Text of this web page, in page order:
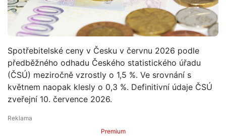
Spotřebitelské ceny v Česku v červnu 2026 podle
předběžného odhadu Českého statistického úřadu
(ČSÚ) meziročně vzrostly o 1,5 %. Ve srovnání s
květnem naopak klesly o 0,3 %. Definitivní údaje ČSÚ
zveřejní 10. července 2026.
Premium